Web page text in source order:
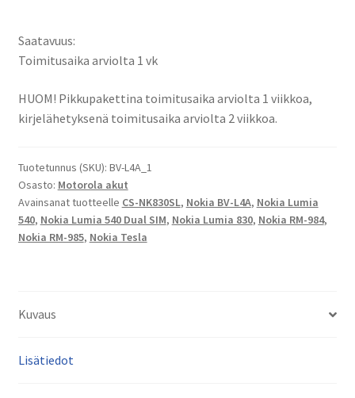
540
Dual
830,
984,
RM-
985
Li-
8,4Wh
L4A,
Saatavuus:
Toimitusaika arviolta 1 vk
HUOM! Pikkupakettina toimitusaika arviolta 1 viikkoa,
kirjelähetyksenä toimitusaika arviolta 2 viikkoa.
Tuotetunnus (SKU): BV-L4A_1
Osasto: Motorola akut
Avainsanat tuotteelle CS-NK830SL, Nokia BV-L4A, Nokia Lumia
540, Nokia Lumia 540 Dual SIM, Nokia Lumia 830, Nokia RM-984,
Nokia RM-985, Nokia Tesla
Kuvaus
Lisätiedot